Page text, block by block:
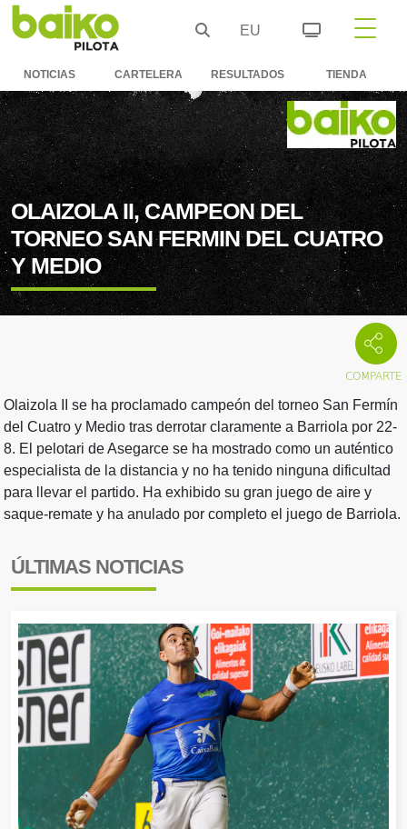
EU
NOTICIAS CARTELERA RESULTADOS TIENDA
OLAIZOLA II, CAMPEON DEL
TORNEO SAN FERMIN DEL CUATRO
Y MEDIO
Olaizola II se ha proclamado campeón del torneo San Fermín
del Cuatro y Medio tras derrotar claramente a Barriola por 22-
8. El pelotari de Asegarce se ha mostrado como un auténtico
especialista de la distancia y no ha tenido ninguna dificultad
para llevar el partido. Ha exhibido su gran juego de aire y
saque-remate y ha anulado por completo el juego de Barriola.
ÚLTIMAS NOTICIAS